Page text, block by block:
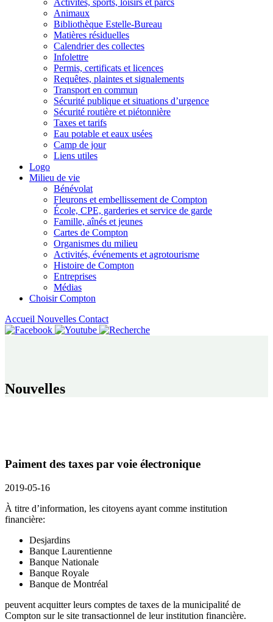
Animaux
Bibliothèque Estelle-Bureau
Matières résiduelles
Calendrier des collectes
Infolettre
Permis, certificats et licences
Requêtes, plaintes et signalements
Transport en commun
Sécurité publique et situations d’urgence
Sécurité routière et piétonnière
Taxes et tarifs
Eau potable et eaux usées
Camp de jour
Liens utiles
Logo
Milieu de vie
Bénévolat
Fleurons et embellissement de Compton
École, CPE, garderies et service de garde
Famille, aînés et jeunes
Cartes de Compton
Organismes du milieu
Activités, événements et agrotourisme
Histoire de Compton
Entreprises
Médias
Choisir Compton
Accueil Nouvelles Contact
Nouvelles
Paiment des taxes par voie électronique
2019-05-16
À titre d’information, les citoyens ayant comme institution
financière:
Desjardins
Banque Laurentienne
Banque Nationale
Banque Royale
Banque de Montréal
peuvent acquitter leurs comptes de taxes de la municipalité de
Compton sur le site transactionnel de leur institution financière.